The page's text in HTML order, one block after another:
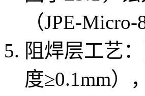
（JPE-
阻焊层工艺
度≥0.1mm）